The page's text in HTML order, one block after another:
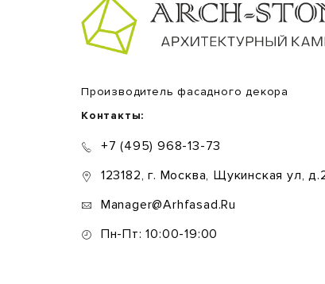
Производитель фасадного декора
Контакты:
+7 (495) 968-13-73
123182, г. Москва, Щукинская ул,
Manager@arhfasad.ru
Пн-Пт: 10:00-19:00